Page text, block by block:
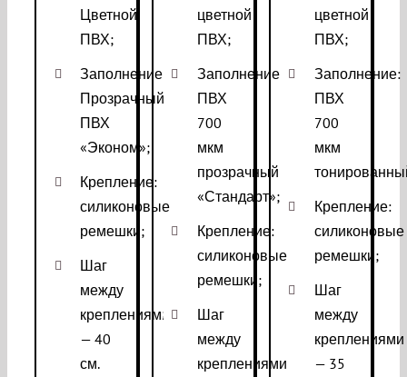
Цветной
ПВХ;
Заполнение:
Прозрачный
ПВХ
«Эконом»;
Крепление:
силиконовые
ремешки;
Шаг
между
креплениями
— 40
см.
цветной
ПВХ;
Заполнение:
ПВХ
700
мкм
прозрачный
«Стандарт»;
Крепление:
силиконовые
ремешки;
Шаг
между
креплениями
цветной
ПВХ;
Заполнение:
ПВХ
700
мкм
Крепление:
силиконовые
ремешки;
Шаг
между
креплениями
— 35